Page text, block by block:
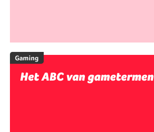
Gaming
Het ABC van gametermen